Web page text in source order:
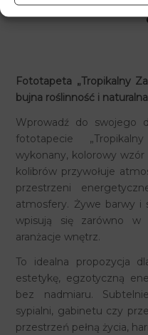
Fototapeta „Tropikalny
bujna roślinność i
Wprowadź do swojego
fototapecie
wykonany, kolorowy
kolibrów przywołuje
przestrzeni
atmosfery. Żywe barwy i
wpisują się zarówno w
aranżacje wnętrz.
To idealna propozycja
estetykę, egzotyczną
bez nadmiaru.
sypialni, gabinetu czy
przestrzeń pełną życia,